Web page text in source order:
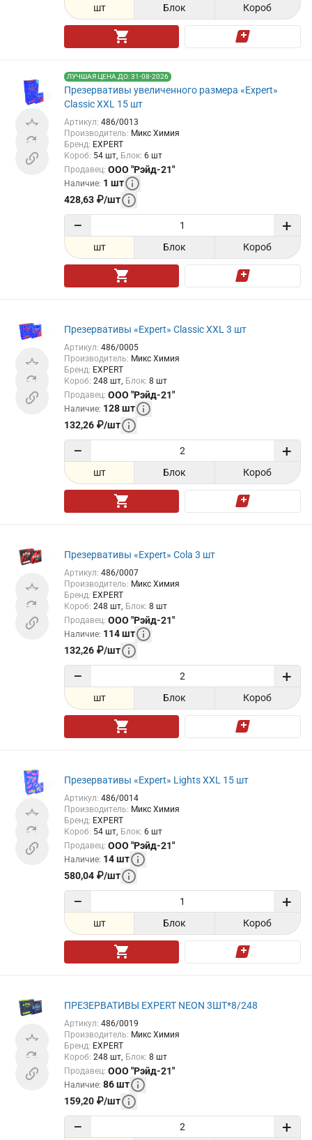
шт Блок Короб
ЛУЧШАЯ ЦЕНА ДО: 31-08-2026
Презервативы увеличенного размера «Expert»
Classic XXL 15 шт
Артикул: 486/0013
Производитель: Микс Химия
Бренд: EXPERT
Короб: 54 шт Блок: 6 шт
Продавец: ООО "Рэйд-21"
Наличие: 1 шт
428,63 ₽/шт
− +
шт Блок Короб
Презервативы «Expert» Classic XXL 3 шт
Артикул: 486/0005
Производитель: Микс Химия
Бренд: EXPERT
Короб: 248 шт Блок: 8 шт
Продавец: ООО "Рэйд-21"
Наличие: 128шт
132,26 ₽/шт
− +
шт Блок Короб
Презервативы «Expert» Cola 3 шт
Артикул: 486/0007
Производитель: Микс Химия
Бренд: EXPERT
Короб: 248 шт Блок: 8 шт
Продавец: ООО "Рэйд-21"
Наличие: 114шт
132,26 ₽/шт
− +
шт Блок Короб
Презервативы «Expert» Lights XXL 15 шт
Артикул: 486/0014
Производитель: Микс Химия
Бренд: EXPERT
Короб: 54 шт Блок: 6 шт
Продавец: ООО "Рэйд-21"
Наличие: 14шт
580,04 ₽/шт
− +
шт Блок Короб
ПРЕЗЕРВАТИВЫ EXPERT NEON 3ШТ*8/248
Артикул: 486/0019
Производитель: Микс Химия
Бренд: EXPERT
Короб: 248 шт Блок: 8 шт
Продавец: ООО "Рэйд-21"
Наличие: 86шт
159,20 ₽/шт
− +